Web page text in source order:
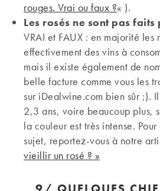
rouges. Vrai ou faux ?« ).
Les rosés ne sont pas
VRAI et FAUX : en majorité les
effectivement des vins à
mais il existe également de
belle facture comme vous les
sur iDealwine.com bien sûr ;).
2,3 ans, voire beaucoup plus,
la couleur est très intense.
sujet, reportez-vous à notre
vieillir un rosé ? »